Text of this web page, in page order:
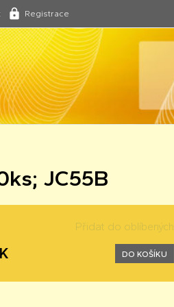
Registrace
JC55B
Přidat do oblíbených
DO KOŠÍKU